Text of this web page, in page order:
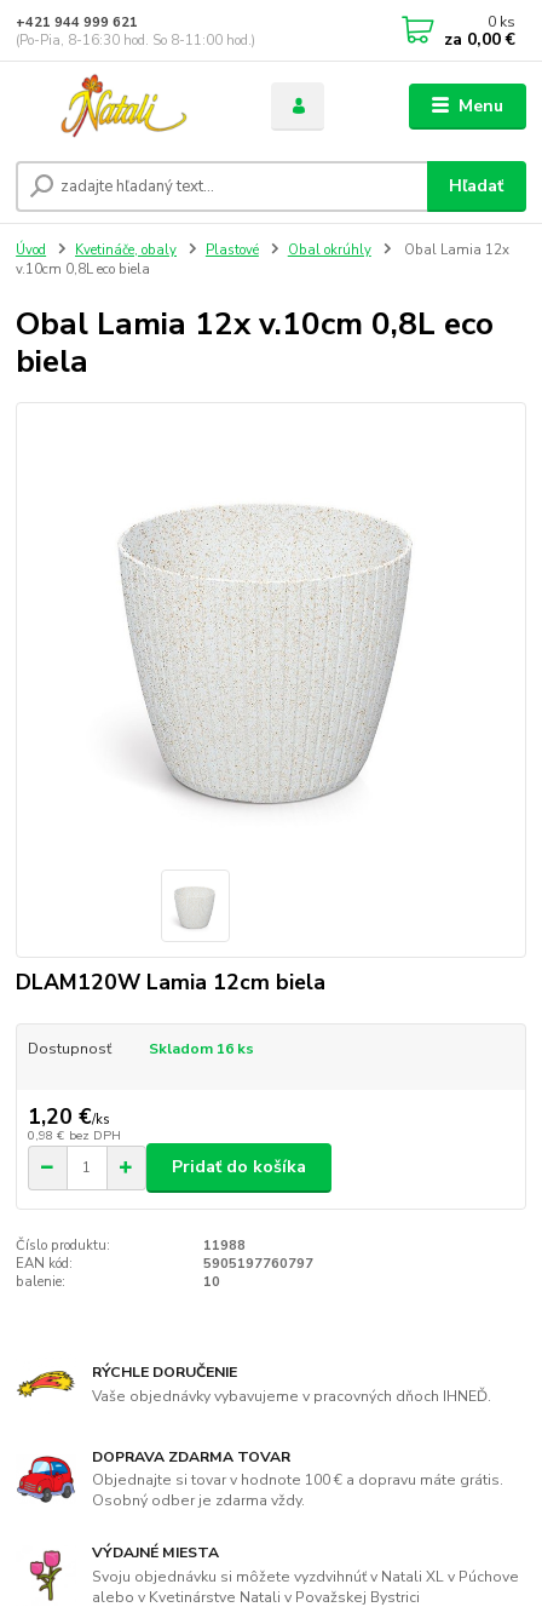
Menu
Hľadať
+421 944 999 621
(Po-Pia, 8-16:30 hod. So 8-11:00 hod.)
0 ks
za 0,00 €
Úvod Kvetináče, obaly Plastové Obal okrúhly
Obal Lamia 12x
v.10cm 0,8L eco biela
Obal Lamia 12x v.10cm 0,8L eco
biela
DLAM120W Lamia 12cm biela
Dostupnosť Skladom 16 ks
1,20 €/ks
0,98 € bez DPH
Pridať do košíka
Číslo produktu:
11988
EAN kód:
5905197760797
balenie:
10
RÝCHLE DORUČENIE
Vaše objednávky vybavujeme v pracovných dňoch IHNEĎ.
DOPRAVA ZDARMA TOVAR
Objednajte si tovar v hodnote 100 € a dopravu máte grátis.
Osobný odber je zdarma vždy.
VÝDAJNÉ MIESTA
Svoju objednávku si môžete vyzdvihnúť v Natali XL v Púchove
alebo v Kvetinárstve Natali v Považskej Bystrici